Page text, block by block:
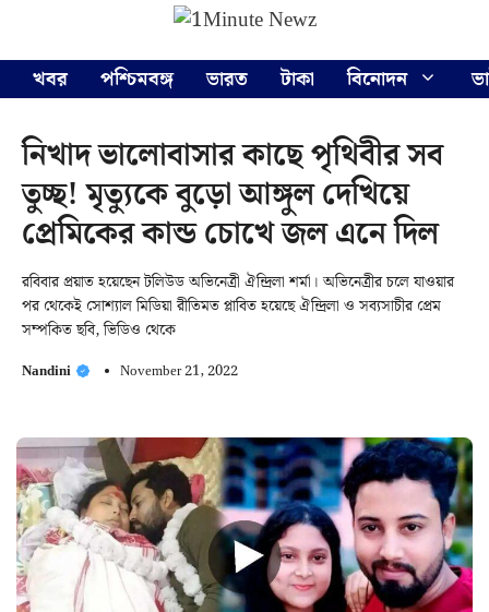
content
খবর
পশ্চিমবঙ্গ ভারত টাকা বিনোদন
নিখাদ ভালোবাসার কাছে পৃথিবীর সব
তুচ্ছ! মৃত্যুকে বুড়ো আঙ্গুল দেখিয়ে
প্রেমিকের কান্ড চোখে জল এনে দিল
রবিবার প্রয়াত হয়েছেন টলিউড অভিনেত্রী ঐন্দ্রিলা শর্মা। অভিনেত্রীর চলে যাওয়ার
পর থেকেই সোশ্যাল মিডিয়া রীতিমত প্লাবিত হয়েছে ঐন্দ্রিলা ও সব্যসাচীর প্রেম
সম্পকিত ছবি, ভিডিও থেকে
Nandini November 21, 2022